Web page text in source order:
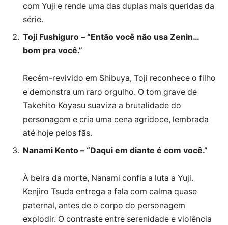
com Yuji e rende uma das duplas mais queridas da
série.
Toji Fushiguro – “Então você não usa Zenin…
bom pra você.”
Recém-revivido em Shibuya, Toji reconhece o filho
e demonstra um raro orgulho. O tom grave de
Takehito Koyasu suaviza a brutalidade do
personagem e cria uma cena agridoce, lembrada
até hoje pelos fãs.
Nanami Kento – “Daqui em diante é com você.”
À beira da morte, Nanami confia a luta a Yuji.
Kenjiro Tsuda entrega a fala com calma quase
paternal, antes de o corpo do personagem
explodir. O contraste entre serenidade e violência